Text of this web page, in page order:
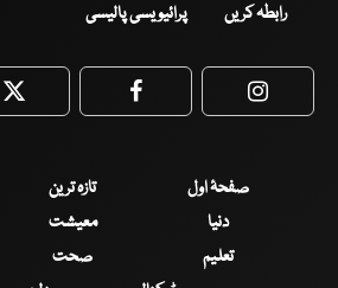
رابطہ کریں پرائیویسی پالیسی
Twitter Facebook
صفحۂ اول تازہ ترین
دنیا
معیشت
تعلیم
صحت